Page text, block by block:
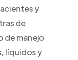
y
de
de manejo
líquidos y